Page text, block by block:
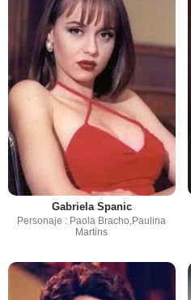
Gabriela Spanic
Personaje : Paola Bracho,Paulina
Martins